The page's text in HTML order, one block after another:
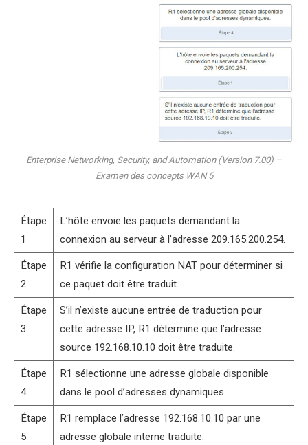
Enterprise Networking, Security, and Automation (Version 7.00) –
Examen des concepts WAN 5
Étape
1
L’hôte envoie les paquets demandant la
connexion au serveur à l’adresse 209.165.200.254.
Étape
2
R1 vérifie la configuration NAT pour déterminer si
ce paquet doit être traduit.
Étape
3
S’il n’existe aucune entrée de traduction pour
cette adresse IP, R1 détermine que l’adresse
source 192.168.10.10 doit être traduite.
Étape
4
R1 sélectionne une adresse globale disponible
dans le pool d’adresses dynamiques.
Étape
5
R1 remplace l’adresse 192.168.10.10 par une
adresse globale interne traduite.